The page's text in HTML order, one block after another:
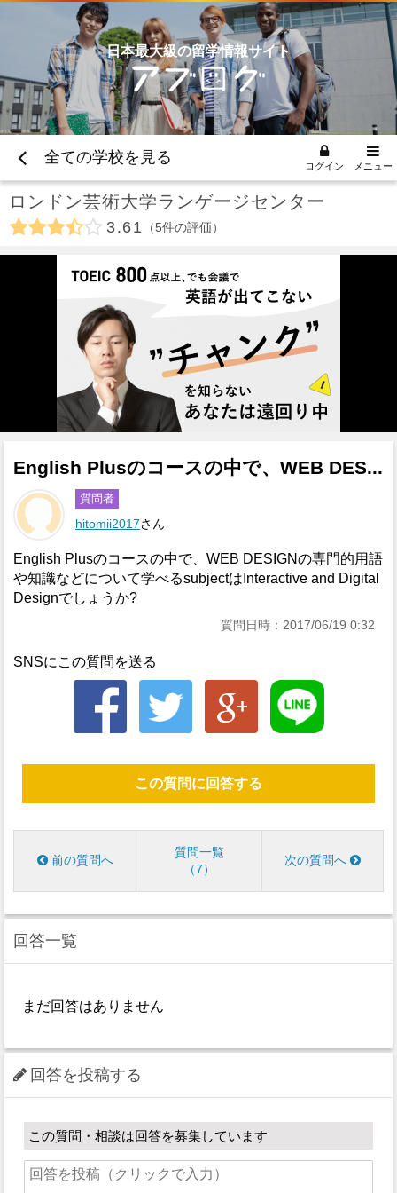
日本最大級の留学情報サイト
全ての学校を見る ログイン メニュー
ロンドン芸術大学ランゲージセンター
3.61 5件の評価
English Plusのコースの中で、WEB DES...
質問者
hitomii2017さん
English Plusのコースの中で、WEB DESIGNの専門的用語
や知識などについて学べるsubjectはInteractive and Digital
Designでしょうか?
質問日時：2017/06/19 0:32
SNSにこの質問を送る
この質問に回答する
前の質問へ
質問一覧
7
次の質問へ
回答一覧
まだ回答はありません
回答を投稿する
この質問・相談は回答を募集しています